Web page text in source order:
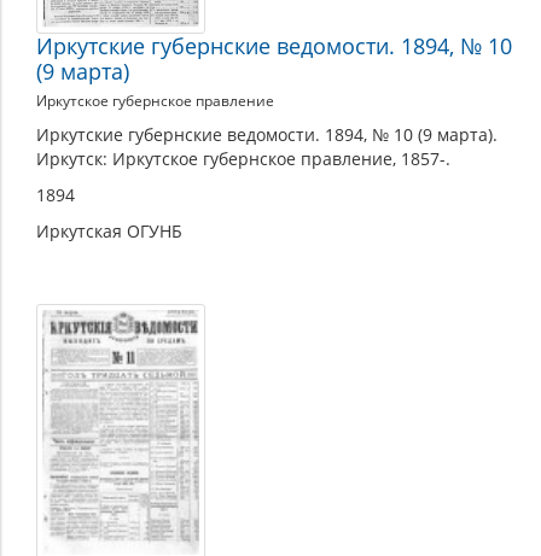
Иркутские губернские ведомости. 1894, № 10
(9 марта)
Иркутское губернское правление
Иркутские губернские ведомости. 1894, № 10 (9 марта).
Иркутск: Иркутское губернское правление, 1857-.
1894
Иркутская ОГУНБ